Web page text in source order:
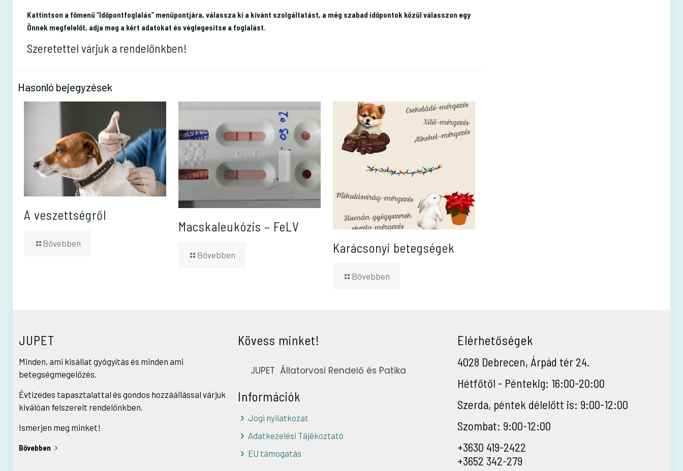
Kattintson a főmenü “Időpontfoglalás” menüpontjára, válassza ki a kívánt szolgáltatást, a még szabad időpontok közül válasszon egy
Önnek megfelelőt, adja meg a kért adatokat és véglegesítse a foglalást.
Szeretettel várjuk a rendelőnkben!
Hasonló bejegyzések
A veszettségről
Bővebben
Macskaleukózis – FeLV
Bővebben Karácsonyi betegségek
Bővebben
JUPET
Minden, ami kisállat gyógyítás és minden ami
betegségmegelőzés.
Évtizedes tapasztalattal és gondos hozzáállással várjuk
kiválóan felszerelt rendelőnkben.
Ismerjen meg minket!
Bővebben
Kövess minket!
JUPET Állatorvosi Rendelő és Patika
Információk
Jogi nyilatkozat
Adatkezelési Tájékoztató
EU támogatás
Elérhetőségek
4028 Debrecen, Árpád tér 24.
Hétfőtől - Péntekig: 16:00-20:00
Szerda, péntek délelőtt is: 9:00-12:00
Szombat: 9:00-12:00
+3630 419-2422
+3652 342-279